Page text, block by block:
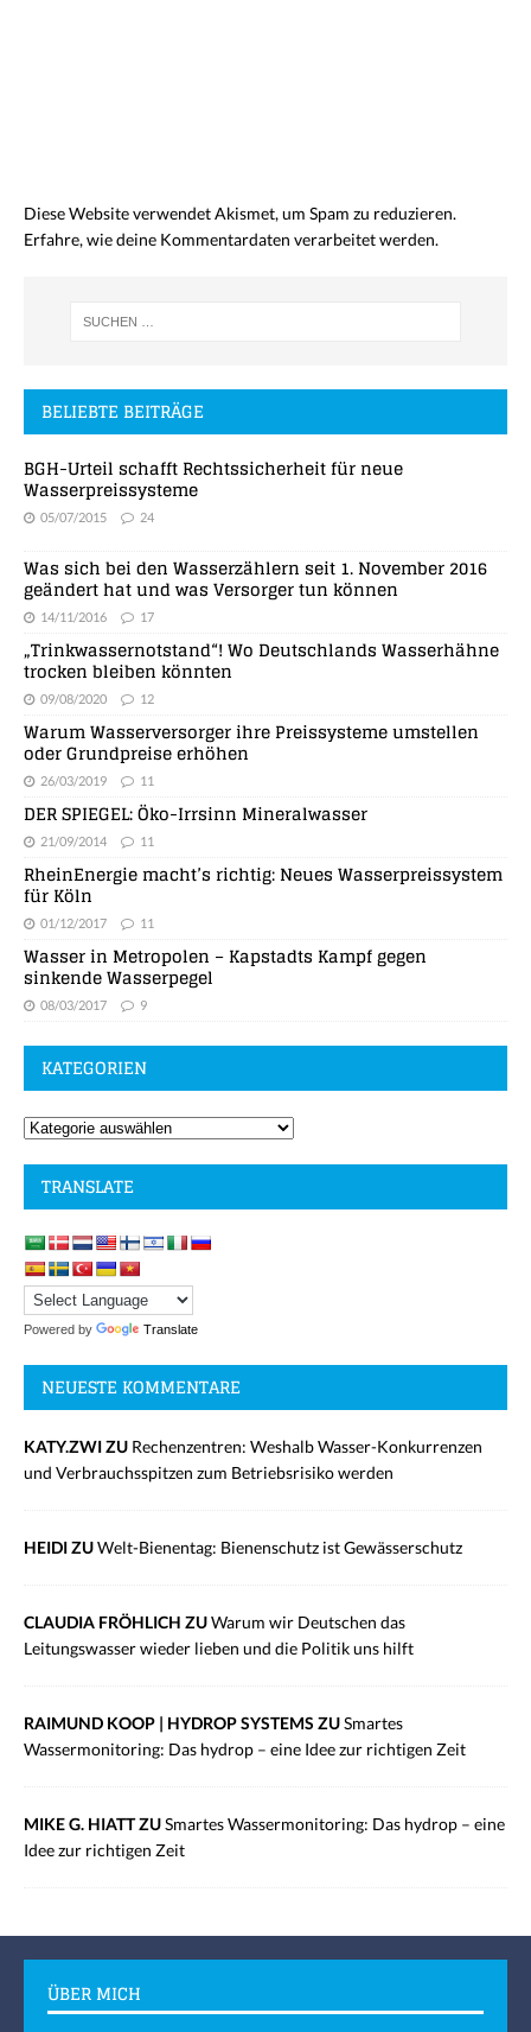
Diese Website verwendet Akismet, um Spam zu reduzieren.
Erfahre, wie deine Kommentardaten verarbeitet werden.
BELIEBTE BEITRÄGE
BGH-Urteil schafft Rechtssicherheit für neue
Wasserpreissysteme
05/07/2015 24
Was sich bei den Wasserzählern seit 1. November 2016
geändert hat und was Versorger tun können
14/11/2016 17
„Trinkwassernotstand“! Wo Deutschlands Wasserhähne
trocken bleiben könnten
09/08/2020 12
Warum Wasserversorger ihre Preissysteme umstellen
oder Grundpreise erhöhen
26/03/2019 11
DER SPIEGEL: Öko-Irrsinn Mineralwasser
21/09/2014 11
RheinEnergie macht’s richtig: Neues Wasserpreissystem
für Köln
01/12/2017 11
Wasser in Metropolen – Kapstadts Kampf gegen
sinkende Wasserpegel
08/03/2017 9
KATEGORIEN
TRANSLATE
Powered by Translate
NEUESTE KOMMENTARE
KATY.ZWI ZU Rechenzentren: Weshalb Wasser-Konkurrenzen
und Verbrauchsspitzen zum Betriebsrisiko werden
HEIDI ZUWelt-Bienentag: Bienenschutz ist Gewässerschutz
CLAUDIA FRÖHLICH ZUWarum wir Deutschen das
Leitungswasser wieder lieben und die Politik uns hilft
RAIMUND KOOP | HYDROP SYSTEMS ZUSmartes
Wassermonitoring: Das hydrop – eine Idee zur richtigen Zeit
MIKE G. HIATT ZUSmartes Wassermonitoring: Das hydrop – eine
Idee zur richtigen Zeit
ÜBER MICH